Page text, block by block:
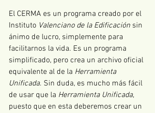
El CERMA es un programa creado por el
Instituto Valenciano de la Edificación sin
ánimo de lucro, simplemente para
facilitarnos la vida. Es un programa
simplificado, pero crea un archivo oficial
equivalente al de la Herramienta
Unificada. Sin duda, es mucho más fácil
de usar que la Herramienta Unificada,
puesto que en esta deberemos crear un